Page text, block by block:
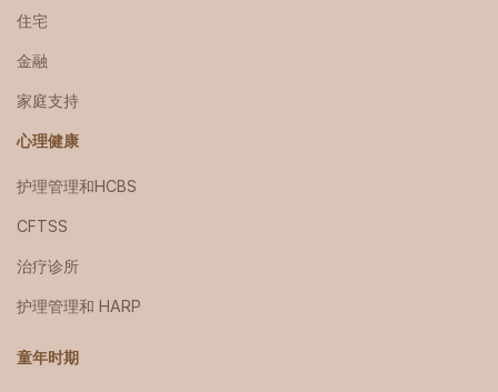
住宅
金融
家庭支持
心理健康
护理管理和HCBS
CFTSS
治疗诊所
护理管理和 HARP
童年时期